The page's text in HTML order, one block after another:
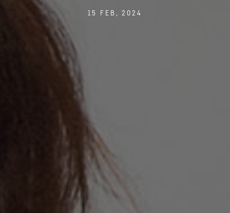
15 FEB, 2024